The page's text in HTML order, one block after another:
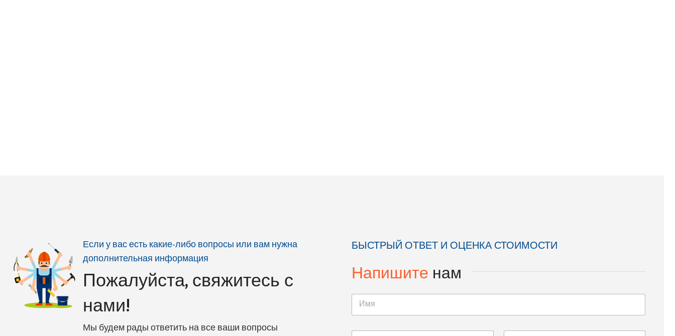
Если у вас есть какие-либо вопросы или вам нужна
дополнительная информация
Пожалуйста, свяжитесь с
нами!
Мы будем рады ответить на все ваши вопросы
БЫСТРЫЙ ОТВЕТ И ОЦЕНКА СТОИМОСТИ
Напишитенам